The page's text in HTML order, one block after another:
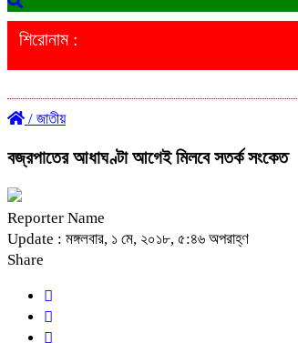
শিরোনাম :
/ জাতীয়
বজ্রপাতের আধাঘণ্টা আগেই মিলবে সতর্ক সংকেত
Reporter Name
Update : মঙ্গলবার, ১ মে, ২০১৮, ৫:৪৬ অপরাহ্ণ
Share